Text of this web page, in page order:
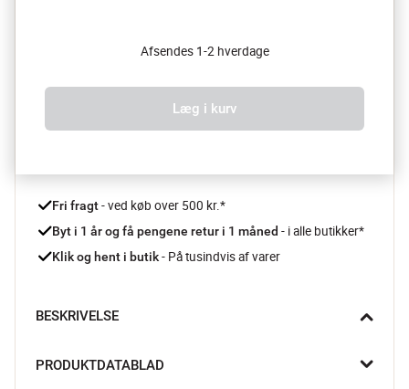
Afsendes 1-2 hverdage
Læg i kurv
Fri fragt - ved køb over 500 kr.*
Byt i 1 år og få pengene retur i 1 måned - i alle butikker*
Klik og hent i butik - På tusindvis af varer
BESKRIVELSE
silikone og med sine specialdesignede silikonehår holder den
PRODUKTDATABLAD